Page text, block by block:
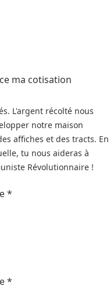
ma cotisation
L'argent récolté nous
notre maison
affiches et des tracts. En
tu nous aideras à
Révolutionnaire !
*
*